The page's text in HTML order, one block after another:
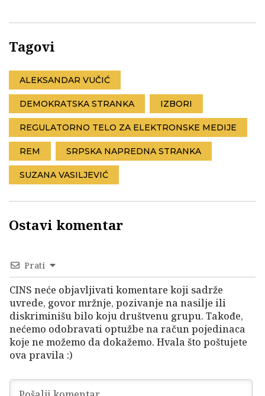
Tagovi
ALEKSANDAR VUČIĆ
DEMOKRATSKA STRANKA IZBORI
REGULATORNO TELO ZA ELEKTRONSKE MEDIJE
REM SRPSKA NAPREDNA STRANKA
SUZANA VASILJEVIĆ
Ostavi komentar
Prati
CINS neće objavljivati komentare koji sadrže
uvrede, govor mržnje, pozivanje na nasilje ili
diskriminišu bilo koju društvenu grupu. Takođe,
nećemo odobravati optužbe na račun pojedinaca
koje ne možemo da dokažemo. Hvala što poštujete
ova pravila :)